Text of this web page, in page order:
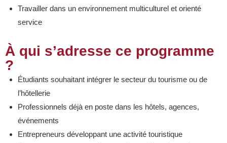
Travailler dans un environnement multiculturel et orienté
service
À qui s’adresse ce programme
?
Étudiants souhaitant intégrer le secteur du tourisme ou de
l’hôtellerie
Professionnels déjà en poste dans les hôtels, agences,
événements
Entrepreneurs développant une activité touristique